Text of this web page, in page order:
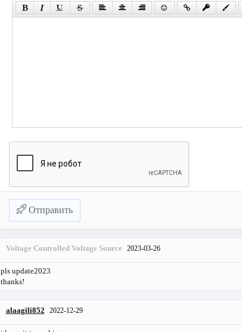
Отправить
Voltage Controlled Voltage Source 2023-03-26
pls update2023
thanks!
alaagili852 2022-12-29